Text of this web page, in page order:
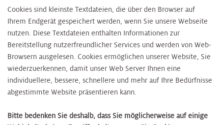
Cookies sind kleinste Textdateien, die über den Browser auf
Ihrem Endgerät gespeichert werden, wenn Sie unsere Webseite
nutzen. Diese Textdateien enthalten Informationen zur
Bereitstellung nutzerfreundlicher Services und werden von Web-
Browsern ausgelesen. Cookies ermöglichen unserer Website, Sie
wiederzuerkennen, damit unser Web Server Ihnen eine
individuellere, bessere, schnellere und mehr auf Ihre Bedürfnisse
abgestimmte Website präsentieren kann.
Bitte bedenken Sie deshalb, dass Sie möglicherweise auf einige